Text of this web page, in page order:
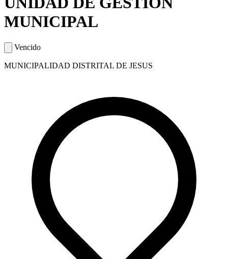
MUNICIPAL
Vencido
MUNICIPALIDAD DISTRITAL DE JESUS